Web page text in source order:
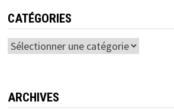
CATÉGORIES
Catégories
ARCHIVES